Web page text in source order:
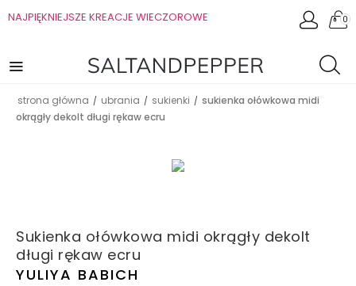
NAJPIĘKNIEJSZE KREACJE WIECZOROWE 0
strona główna / ubrania / sukienki / sukienka ołówkowa midi
okrągły dekolt długi rękaw ecru
Sukienka ołówkowa midi okrągły dekolt
długi rękaw ecru
YULIYA BABICH